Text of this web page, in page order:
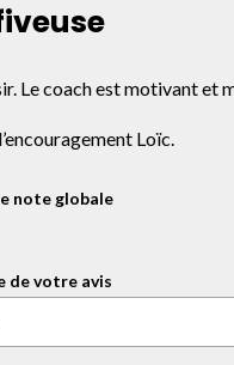
Le coach est motivant et
Loïc.
note globale
de votre avis